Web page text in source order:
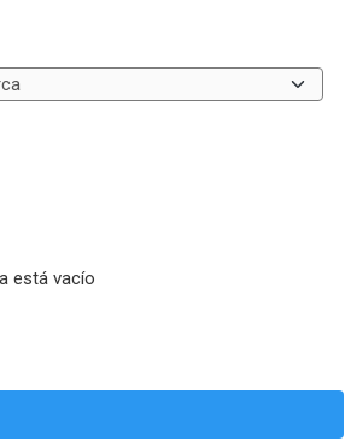
está vacío